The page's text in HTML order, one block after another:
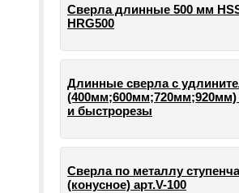
Сверла длинные 500 мм
HRG500
Длинные сверла с
(400мм;600мм;720мм;920мм)
и быстрорезы
Сверла по металлу
(конусное) арт.V-100